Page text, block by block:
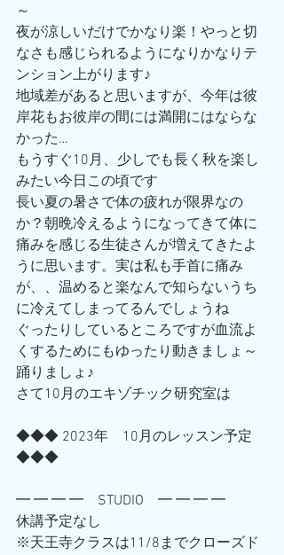
～
夜が涼しいだけでかなり楽！やっと切
なさも感じられるようになりかなりテ
ンション上がります♪
地域差があると思いますが、今年は彼
岸花もお彼岸の間には満開にはならな
かった…
もうすぐ10月、少しでも長く秋を楽し
みたい今日この頃です
長い夏の暑さで体の疲れが限界なの
か？朝晩冷えるようになってきて体に
痛みを感じる生徒さんが増えてきたよ
うに思います。実は私も手首に痛み
が、、温めると楽なんで知らないうち
に冷えてしまってるんでしょうね
ぐったりしているところですが血流よ
くするためにもゆったり動きましょ～
踊りましょ♪
さて10月のエキゾチック研究室は
◆◆◆ 2023年　10月のレッスン予定
◆◆◆
━ ━ ━ ━　STUDIO　━ ━ ━ ━
休講予定なし
※天王寺クラスは11/8までクローズド